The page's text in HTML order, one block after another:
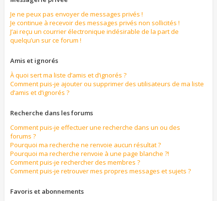
Je ne peux pas envoyer de messages privés !
Je continue à recevoir des messages privés non sollicités !
J’ai reçu un courrier électronique indésirable de la part de
quelqu’un sur ce forum !
Amis et ignorés
À quoi sert ma liste d’amis et d’ignorés ?
Comment puis-je ajouter ou supprimer des utilisateurs de ma liste
d’amis et d’ignorés ?
Recherche dans les forums
Comment puis-je effectuer une recherche dans un ou des
forums ?
Pourquoi ma recherche ne renvoie aucun résultat ?
Pourquoi ma recherche renvoie à une page blanche ?!
Comment puis-je rechercher des membres ?
Comment puis-je retrouver mes propres messages et sujets ?
Favoris et abonnements